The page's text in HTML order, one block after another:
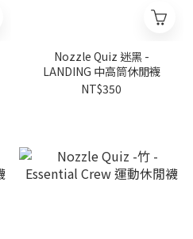
Nozzle Quiz 迷黑 -
LANDING 中高筒休閒襪
NT$350